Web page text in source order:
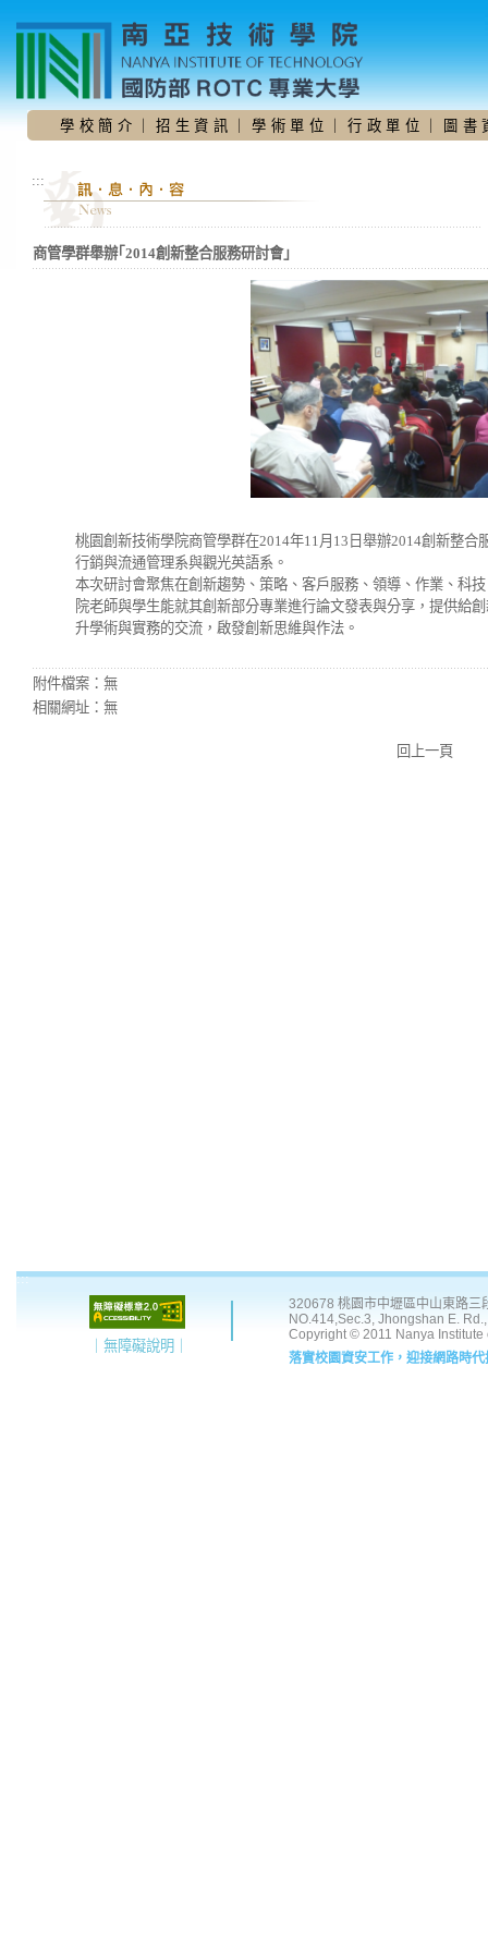
要
內
學 校 簡 介 招 生 資 訊 學 術 單 位 ｜行 政 單 位 圖 書
:::
商管學群舉辦｢2014創新整合服務研討會｣
桃園創新技術學院商管學群在2014年11月13日舉辦2014創新整
行銷與流通管理系與觀光英語系。
本次研討會聚焦在創新趨勢、策略、客戶服務、領導、作業、科
院老師與學生能就其創新部分專業進行論文發表與分享，提供給
升學術與實務的交流，啟發創新思維與作法。
附件檔案： 無
相關網址： 無
回上一頁
:::
｜無障礙說明｜
320678 桃園市中壢區中山東路
NO.414,Sec.3, Jhongshan E.
Copyright © 2011 Nanya Institute
落實校園資安工作，迎接網路